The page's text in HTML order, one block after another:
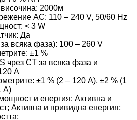
2000м
AC: 110 – 240 V, 50/60 Hz
< 3 W
Да
всяка фаза): 100 – 260 V
±1 %
чрез CT за всяка фаза и
A
±1 % (2 – 120 A), ±2 % (1
A)
и енергия: Активна и
Активна и привидна енергия;